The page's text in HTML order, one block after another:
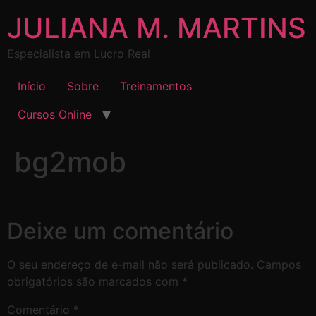
JULIANA M. MARTINS
Especialista em Lucro Real
Início Sobre
Treinamentos
Cursos Online
bg2mob
Deixe um comentário
O seu endereço de e-mail não será publicado. Campos
obrigatórios são marcados com *
Comentário *